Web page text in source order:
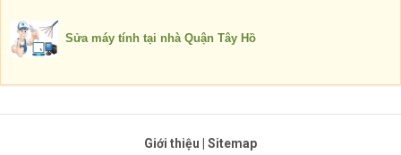
Sửa máy tính tại nhà Quận Tây Hồ
Giới thiệu Sitemap